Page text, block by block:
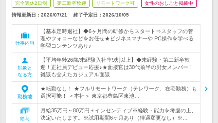
完全週休2日制 第二新卒歓迎 リモートワーク可 女性のおしごと掲載中
情報更新日：2026/07/21 終了予定日： 2026/10/05
仕事内容
【基本定時退社】◆6ヶ月間の研修からスタート⇒スタッフの管
理やフォローなどをお任せ★ビジネスマナーや PC操作を学べる
学習コンテンツあり♪
対象と
なる方
【平均年齢26歳/未経験入社率9割以上】◆未経験・第二新卒歓
迎！正社員デビュー応援♪★面接官は30代前半の男女メンバー！
雑談も交えたカジュアル面談
勤務地
★転勤なし！ ★フルリモートワーク（テレワーク、在宅勤務）も
選択可能！ ＜本社＞ 東京都豊島区東池…
給与
月給35万円～80万円＋インセンティブ※経験・能力を考慮の上、
決定いたします。※試用期間6ヶ月あり（待遇変更なし）※…